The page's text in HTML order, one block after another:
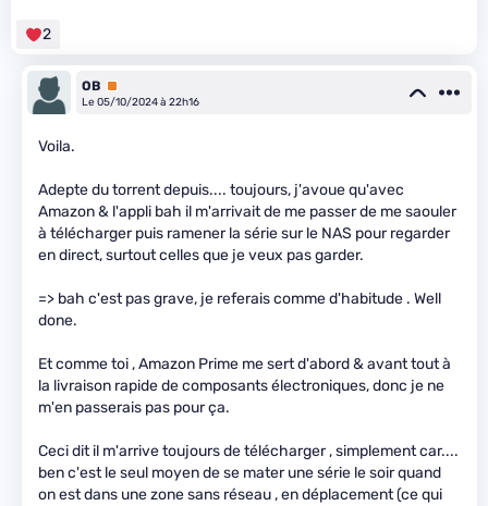
2
OB Premium
Le 05/10/2024 à 22h16
Voila.
Adepte du torrent depuis.... toujours, j'avoue qu'avec
Amazon & l'appli bah il m'arrivait de me passer de me saouler
à télécharger puis ramener la série sur le NAS pour regarder
en direct, surtout celles que je veux pas garder.
=> bah c'est pas grave, je referais comme d'habitude . Well
done.
Et comme toi , Amazon Prime me sert d'abord & avant tout à
la livraison rapide de composants électroniques, donc je ne
m'en passerais pas pour ça.
Ceci dit il m'arrive toujours de télécharger , simplement car....
ben c'est le seul moyen de se mater une série le soir quand
on est dans une zone sans réseau , en déplacement (ce qui